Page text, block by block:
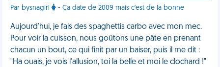
Par bysnagirl - Ça date de 2009 mais c'est de la bonne
Aujourd'hui, je fais des spaghettis carbo avec mon mec.
Pour voir la cuisson, nous goûtons une pâte en prenant
chacun un bout, ce qui finit par un baiser, puis il me dit :
"Ha ouais, je vois l'allusion, toi la belle et moi le clochard !"